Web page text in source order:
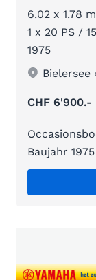
6.02 x 1.78 m
1 x 20 PS /
1975
Bielersee
CHF 6'900.-
Baujahr 1975